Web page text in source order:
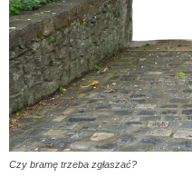
Czy bramę trzeba zgłaszać?